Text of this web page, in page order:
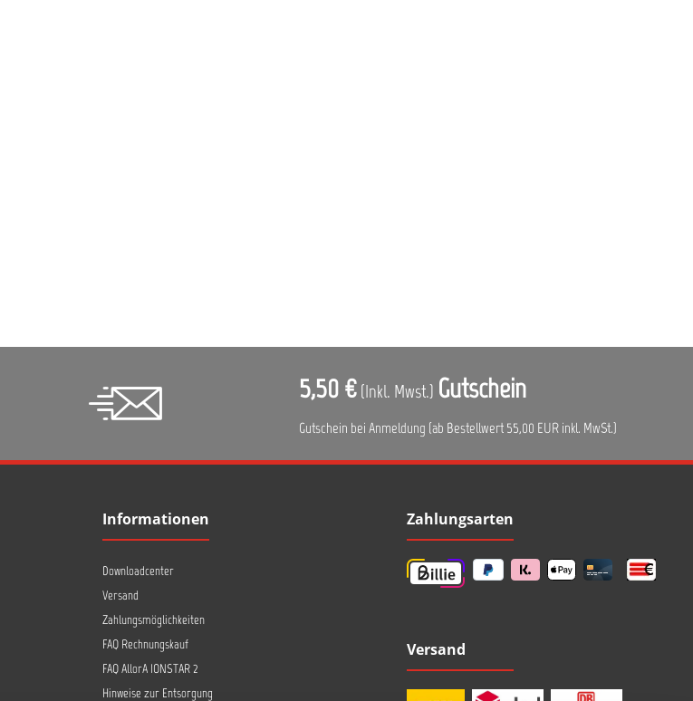
5,50 € (Inkl. Mwst.) Gutschein
Gutschein bei Anmeldung (ab Bestellwert 55,00 EUR inkl. MwSt.)
Informationen
Downloadcenter
Versand
Zahlungsmöglichkeiten
FAQ Rechnungskauf
FAQ AllorA IONSTAR 2
Hinweise zur Entsorgung
Zahlungsarten
Versand